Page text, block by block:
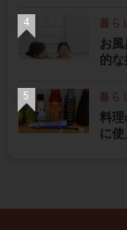
お
的
料理
に